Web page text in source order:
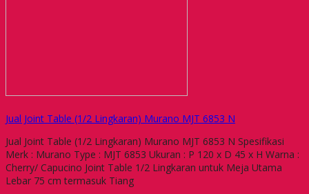
Jual Joint Table (1/2 Lingkaran) Murano MJT 6853 N
Jual Joint Table (1/2 Lingkaran) Murano MJT 6853 N Spesifikasi
Merk : Murano Type : MJT 6853 Ukuran : P 120 x D 45 x H Warna :
Cherry/ Capucino Joint Table 1/2 Lingkaran untuk Meja Utama
Lebar 75 cm termasuk Tiang